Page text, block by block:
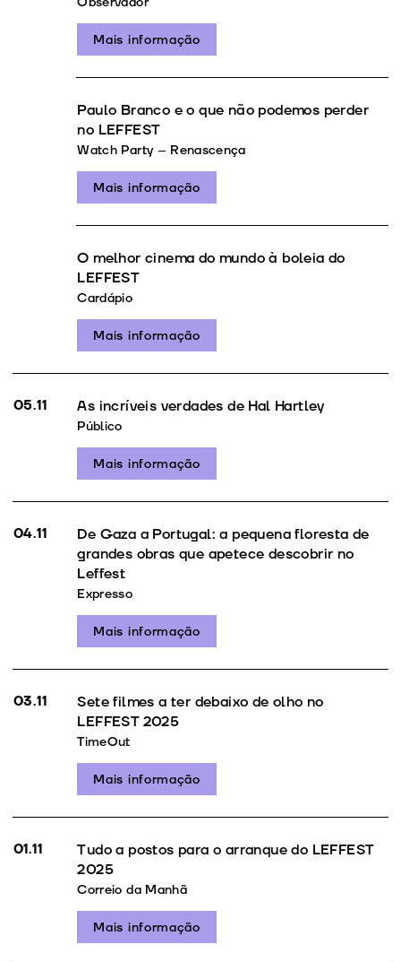
Mais informação
Paulo Branco e o que não podemos perder
no LEFFEST
Watch Party – Renascença
Mais informação
O melhor cinema do mundo à boleia do
LEFFEST
Cardápio
Mais informação
05.11 As incríveis verdades de Hal Hartley
Público
Mais informação
04.11
De Gaza a Portugal: a pequena floresta de
grandes obras que apetece descobrir no
Leffest
Expresso
Mais informação
03.11
Sete filmes a ter debaixo de olho no
LEFFEST 2025
TimeOut
Mais informação
01.11
Tudo a postos para o arranque do LEFFEST
2025
Correio da Manhã
Mais informação